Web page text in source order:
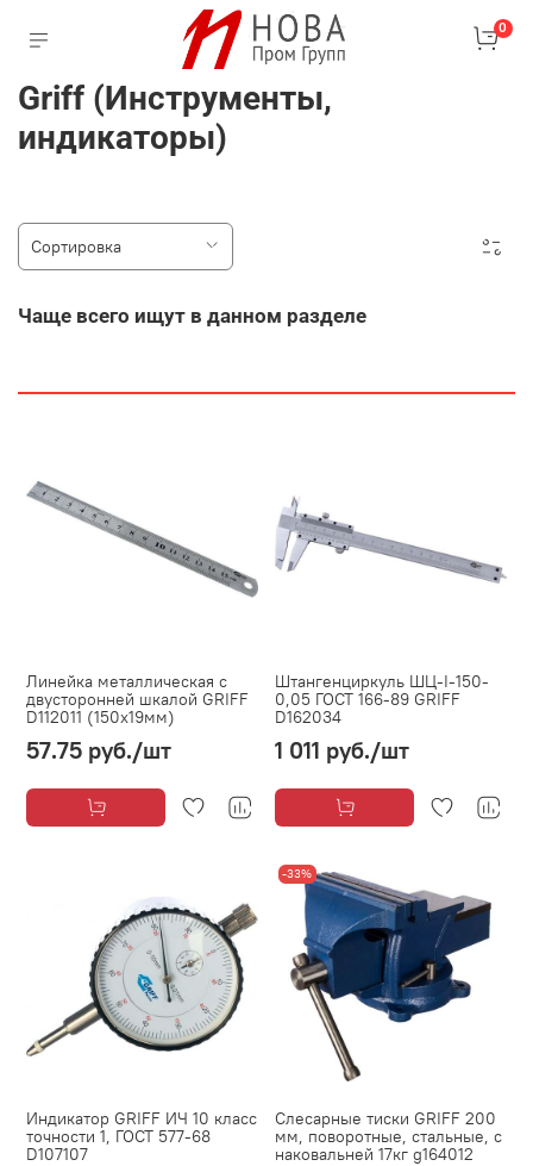
0
Griff (Инструменты,
индикаторы)
Чаще всего ищут в данном разделе
Линейка металлическая с
двусторонней шкалой GRIFF
D112011 (150х19мм)
57.75 руб./шт
Штангенциркуль ШЦ-I-150-
0,05 ГОСТ 166-89 GRIFF
D162034
1 011 руб./шт
Индикатор GRIFF ИЧ 10 класс
точности 1, ГОСТ 577-68
D107107
-33%
Слесарные тиски GRIFF 200
мм, поворотные, стальные, с
наковальней 17кг g164012